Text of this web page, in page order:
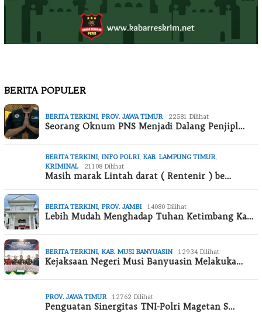
BERITA POPULER
BERITA TERKINI, PROV. JAWA TIMUR 22581 Dilihat
Seorang Oknum PNS Menjadi Dalang Penjipl…
BERITA TERKINI, INFO POLRI, KAB. LAMPUNG TIMUR
KRIMINAL
21108 Dilihat
Masih marak Lintah darat ( Rentenir ) be…
BERITA TERKINI, PROV. JAMBI 14080 Dilihat
Lebih Mudah Menghadap Tuhan Ketimbang Ka…
BERITA TERKINI, KAB. MUSI BANYUASIN 12934 Dilihat
Kejaksaan Negeri Musi Banyuasin Melakuka…
PROV. JAWA TIMUR 12762 Dilihat
Penguatan Sinergitas TNI-Polri Magetan S…